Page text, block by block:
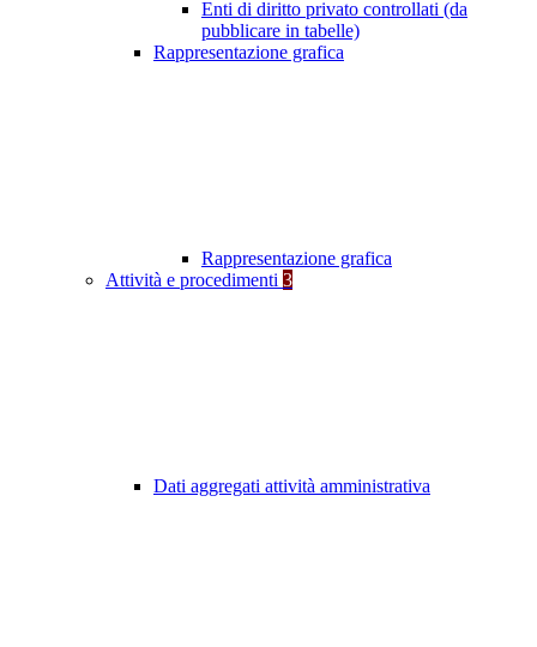
Enti di diritto privato controllati (da
pubblicare in tabelle)
Rappresentazione grafica
Rappresentazione grafica
Attività e procedimenti 3
Dati aggregati attività amministrativa